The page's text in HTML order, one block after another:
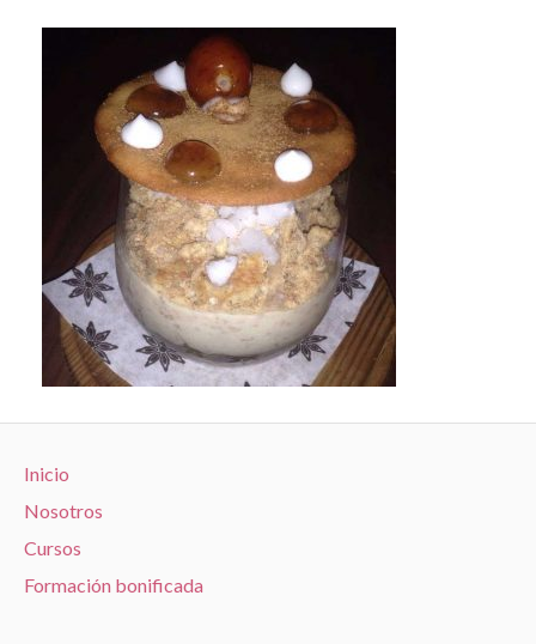
Inicio
Nosotros
Cursos
Formación bonificada